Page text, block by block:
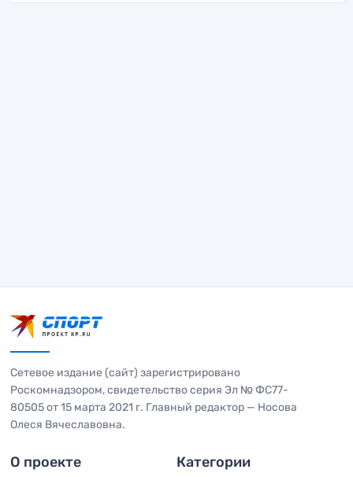
Сетевое издание (сайт) зарегистрировано
Роскомнадзором, свидетельство серия Эл № ФС77-
80505 от 15 марта 2021 г. Главный редактор — Носова
Олеся Вячеславовна.
О проекте Категории